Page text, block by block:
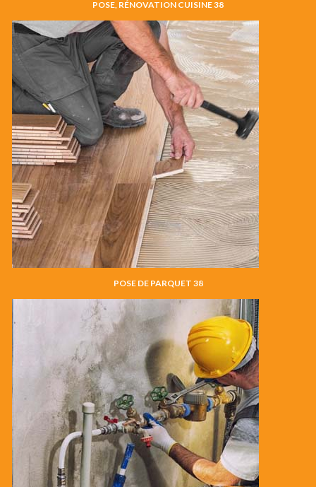
POSE, RÉNOVATION CUISINE 38
POSE DE PARQUET 38